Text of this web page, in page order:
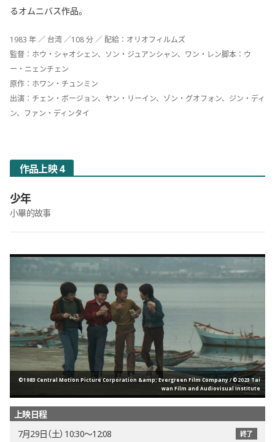
るオムニバス作品。
1983 年 ／ 台湾 ／108 分 ／ 配給：オリオフィルムズ
監督：ホウ・シャオシェン、ソン・ジュアンシャン、ワン・レン脚本：ウ
ー・ニェンチェン
原作：ホワン・チュンミン
出演：チェン・ボージョン、ヤン・リーイン、ゾン・グオフォン、ジン・ディ
ン、ファン・ディンタイ
作品上映 4
少年
小畢的故事
©1983 Central Motion Picture Corporation &amp; Evergreen Film Company / ©2023 Tai
wan Film and Audiovisual Institute
上映日程
7月29日（土） 10:30〜12:08
終了